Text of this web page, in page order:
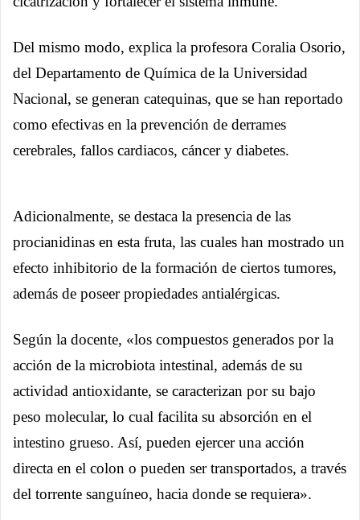
Del mismo modo, explica la profesora Coralia Osorio,
del Departamento de Química de la Universidad
Nacional, se generan catequinas, que se han reportado
como efectivas en la prevención de derrames
cerebrales, fallos cardiacos, cáncer y diabetes.
Adicionalmente, se destaca la presencia de las
procianidinas en esta fruta, las cuales han mostrado un
efecto inhibitorio de la formación de ciertos tumores,
además de poseer propiedades antialérgicas.
Según la docente, «los compuestos generados por la
acción de la microbiota intestinal, además de su
actividad antioxidante, se caracterizan por su bajo
peso molecular, lo cual facilita su absorción en el
intestino grueso. Así, pueden ejercer una acción
directa en el colon o pueden ser transportados, a través
del torrente sanguíneo, hacia donde se requiera».